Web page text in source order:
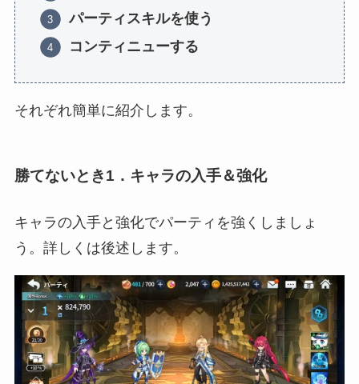
パーティスキルを使う
コンティニューする
それぞれ簡単に紹介します。
勝てないとき1．キャラの入手＆強化
キャラの入手と強化でパーティを強くしましょ
う。詳しくは後述します。